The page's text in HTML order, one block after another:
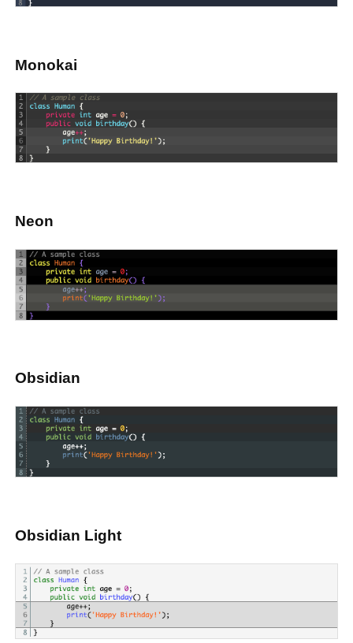
Monokai
Neon
Obsidian
Obsidian Light